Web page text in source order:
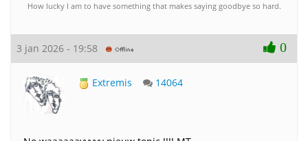
How lucky I am to have something that makes saying goodbye so hard.
3 jan 2026 - 19:58 0
Extremis 14064